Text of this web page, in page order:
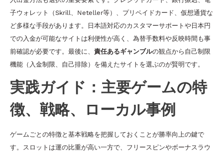
子ウォレット（Skrill、Neteller等）、プリペイドカード、仮想通貨な
ど多様な手段があります。日本語対応のカスタマーサポートや日本円
での入金が可能なサイトは利便性が高く、為替手数料や反映時間も事
前確認が必要です。最後に、 責任あるギャンブルの観点から自己制限
機能（入金制限、自己排除）を備えたサイトを選ぶのが賢明です。
実践ガイド：主要ゲームの特
徴、戦略、ローカル事例
ゲームごとの特徴と基本戦略を把握しておくことが勝率向上の鍵で
す。スロットは運の比重が高い一方で、フリースピンやボーナスラウ